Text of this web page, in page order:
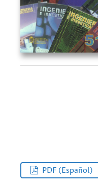
PDF (Español)